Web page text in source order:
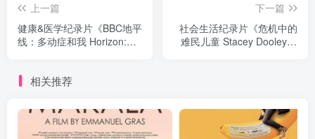
上一篇
健康&医学纪录片《BBC地平
线：多动症和我 Horizon:
下一篇
社会生活纪录片《危机中的
难民儿童 Stacey Dooley in
相关推荐